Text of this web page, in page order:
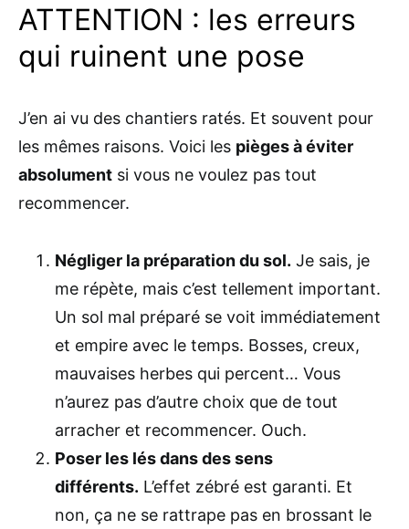
ATTENTION : les erreurs
qui ruinent une pose
J’en ai vu des chantiers ratés. Et souvent pour
les mêmes raisons. Voici les pièges à éviter
absolument si vous ne voulez pas tout
recommencer.
Négliger la préparation du sol. Je sais, je
me répète, mais c’est tellement important.
Un sol mal préparé se voit immédiatement
et empire avec le temps. Bosses, creux,
mauvaises herbes qui percent… Vous
n’aurez pas d’autre choix que de tout
arracher et recommencer. Ouch.
Poser les lés dans des sens
différents. L’effet zébré est garanti. Et
non, ça ne se rattrape pas en brossant le